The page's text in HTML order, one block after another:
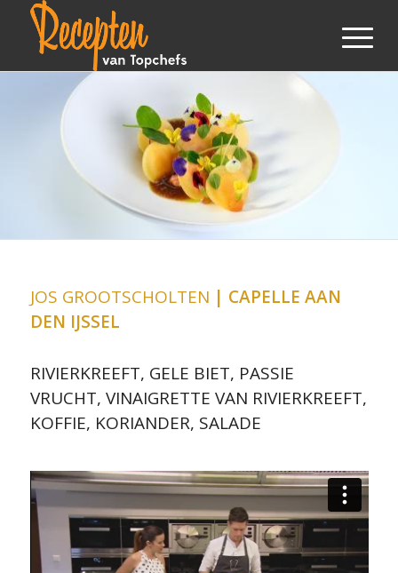
JOS GROOTSCHOLTEN | CAPELLE AAN
DEN IJSSEL
RIVIERKREEFT, GELE BIET, PASSIE
VRUCHT, VINAIGRETTE VAN RIVIERKREEFT,
KOFFIE, KORIANDER, SALADE